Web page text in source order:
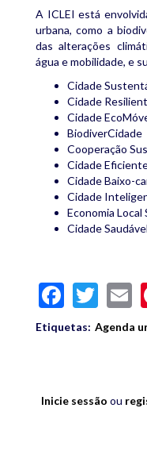
A ICLEI está
urbana, como a
das alterações
água e mobilidade, e
Cidade
Cidade
Cidade
BiodiverCidade
Cooperação
Cidade
Cidade Baixo-
Cidade
Economia
Cidade
Etiquetas: Agenda
Inicie sessão ou